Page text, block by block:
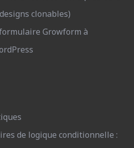
clonables)
Growform à
de logique conditionnelle :